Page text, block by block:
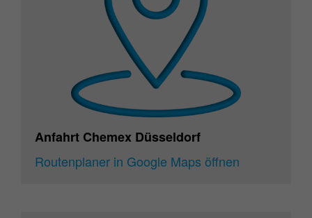
Anfahrt Chemex Düsseldorf
Routenplaner in Google Maps öffnen